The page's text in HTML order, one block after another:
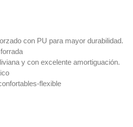
con PU para mayor durabilidad.
y con excelente amortiguación.
flexible